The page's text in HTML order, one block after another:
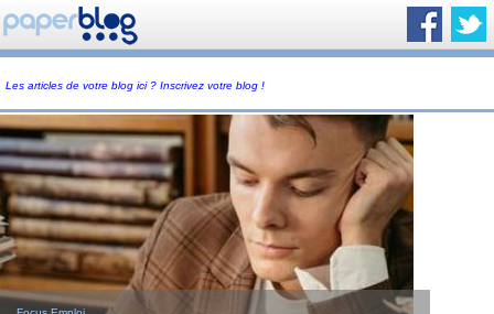
Les articles de votre blog ici ? Inscrivez votre blog !